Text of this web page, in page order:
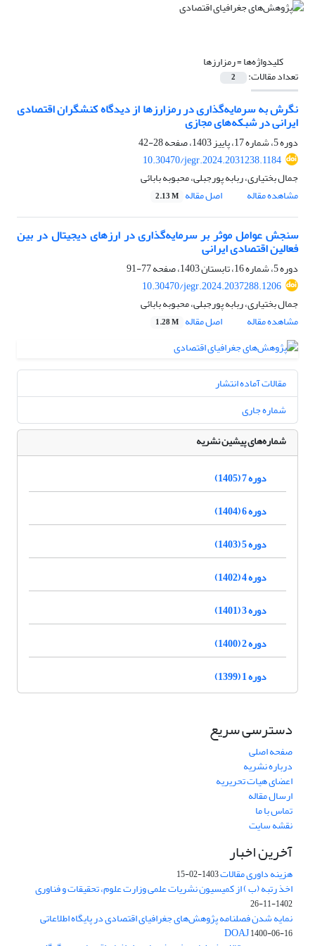
کلیدواژه‌ها =رمزارزها
تعداد مقالات: 2
نگرش به سرمایه‌گذاری در رمزارزها از دیدگاه کنشگران اقتصادی
ایرانی در شبکه‌های مجازی
دوره 5، شماره 17، پاییز 1403، صفحه
28-42
10.30470/jegr.2024.2031238.1184
جمال بختیاری، ربابه پورجبلی، محبوبه بابائی
مشاهده مقاله
اصل مقاله 2.13 M
سنجش عوامل موثر بر سرمایه‌گذاری در ارزهای دیجیتال در بین
فعالین اقتصادی ایرانی
دوره 5، شماره 16، تابستان 1403، صفحه
77-91
10.30470/jegr.2024.2037288.1206
جمال بختیاری، ربابه پورجبلی، محبوبه بابائی
مشاهده مقاله
اصل مقاله 1.28 M
مقالات آماده انتشار
شماره جاری
شماره‌های پیشین نشریه
دوره 7 (1405)
دوره 6 (1404)
دوره 5 (1403)
دوره 4 (1402)
دوره 3 (1401)
دوره 2 (1400)
دوره 1 (1399)
دسترسی سریع
صفحه اصلی
درباره نشریه
اعضای هیات تحریریه
ارسال مقاله
تماس با ما
نقشه سایت
آخرین اخبار
هزینه داوری مقالات1403-02-15
اخذ رتبه (ب ) از کمیسیون نشریات علمی وزارت علوم، تحقیقات و فناوری
1402-11-26
نمایه شدن فصلنامه پژوهش‌های جغرافیای اقتصادی در پایگاه اطلاعاتی
DOAJ1400-06-16